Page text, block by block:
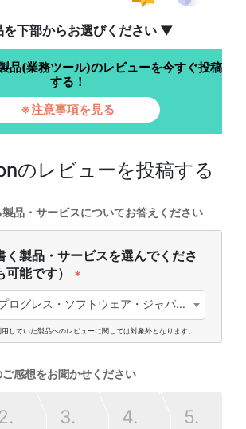
下部からお選びください ▼
品(業務ツール)のレビューを今すぐ投稿
する！
※注意事項を見る
のレビューを投稿する
品・サービスについてお答えください
く製品・サービスを選んでくださ
能です）
*
Flowmon（プログレス・ソフトウェア・ジャパン株式会社)
していた製品へのレビューに関しては対象外となります。
感想をお聞かせください
2. 3. 4. 5.